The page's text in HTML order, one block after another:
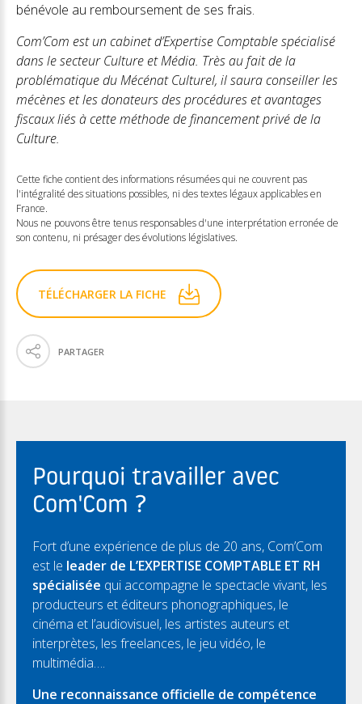
bénévole au remboursement de ses frais.
Com’Com est un cabinet d’Expertise Comptable spécialisé
dans le secteur Culture et Média. Très au fait de la
problématique du Mécénat Culturel, il saura conseiller les
mécènes et les donateurs des procédures et avantages
fiscaux liés à cette méthode de financement privé de la
Culture.
Cette fiche contient des informations résumées qui ne couvrent pas
l'intégralité des situations possibles, ni des textes légaux applicables en
France.
Nous ne pouvons être tenus responsables d'une interprétation erronée de
son contenu, ni présager des évolutions législatives.
PARTAGER
TÉLÉCHARGER LA FICHE
Pourquoi travailler avec
Com'Com ?
Fort d’une expérience de plus de 20 ans, Com’Com
est le leader de L’EXPERTISE COMPTABLE ET RH
spécialisée qui accompagne le spectacle vivant, les
producteurs et éditeurs phonographiques, le
cinéma et l’audiovisuel, les artistes auteurs et
interprètes, les freelances, le jeu vidéo, le
multimédia….
Une reconnaissance officielle de compétence